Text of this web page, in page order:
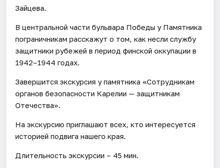
Зайцева.
В центральной части бульвара Победы у Памятника
пограничникам расскажут о том, как несли службу
защитники рубежей в период финской оккупации в
1942–1944 годах.
Завершится экскурсия у памятника «Сотрудникам
органов безопасности Карелии — защитникам
Отечества».
На экскурсию приглашают всех, кто интересуется
историей подвига нашего края.
Длительность экскурсии – 45 мин.